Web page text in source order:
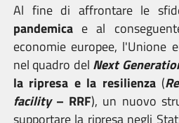
Al fine di affrontare le
pandemica e al
economie europee, l'Unione
nel quadro del Next
la ripresa e la resilienza (
facility– RRF), un nuovo
supportare la ripresa negli